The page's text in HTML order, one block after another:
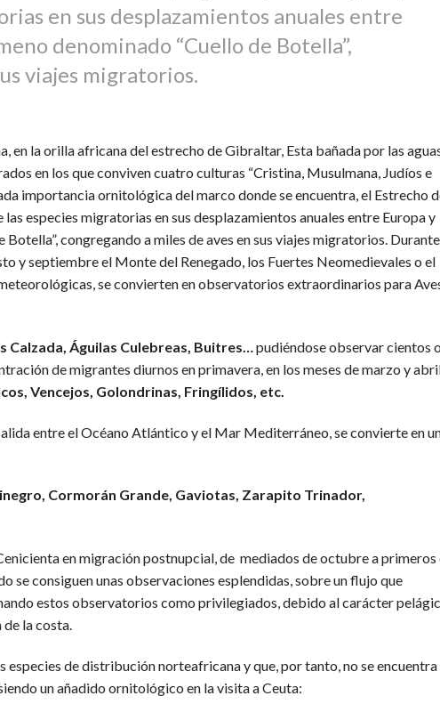
en sus desplazamientos anuales entre
denominado “Cuello de Botella”,
viajes migratorios.
en la orilla africana del estrecho de Gibraltar, Esta bañada por las
en los que conviven cuatro culturas “Cristina, Musulmana, Judíos e
importancia ornitológica del marco donde se encuentra, el Estrecho
especies migratorias en sus desplazamientos anuales entre Europa y
congregando a miles de aves en sus viajes migratorios. Durante
y septiembre el Monte del Renegado, los Fuertes Neomedievales o el
se convierten en observatorios extraordinarios para
Águilas Culebreas, Buitres…
pudiéndose observar cientos o
de migrantes diurnos en primavera, en los meses de marzo y
Vencejos, Golondrinas, Fringílidos, etc.
entre el Océano Atlántico y el Mar Mediterráneo, se convierte en
Cormorán Grande, Gaviotas, Zarapito Trinador,
en migración postnupcial, de mediados de octubre a primeros
se consiguen unas observaciones esplendidas, sobre un flujo que
estos observatorios como privilegiados, debido al carácter
la costa.
especies de distribución norteafricana y que, por tanto, no se encuentra
un añadido ornitológico en la visita a Ceuta: